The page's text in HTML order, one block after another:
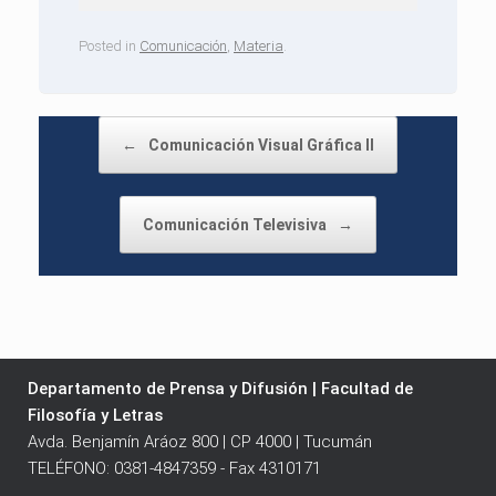
Posted in Comunicación Materia
← Comunicación Visual Gráfica II
Comunicación Televisiva →
Departamento de Prensa y Difusión | Facultad de
Filosofía y Letras
Avda. Benjamín Aráoz 800 | CP 4000 | Tucumán
TELÉFONO: 0381-4847359 - Fax 4310171